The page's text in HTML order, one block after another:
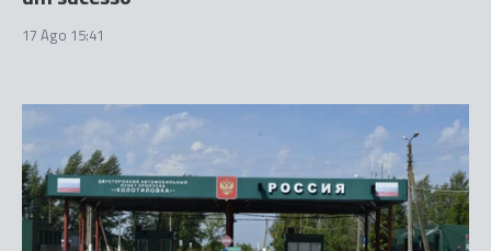
17 Ago 15:41